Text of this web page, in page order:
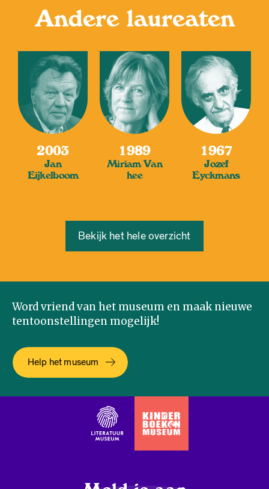
Andere laureaten
2003
Jan
Eijkelboom
1989
Miriam Van
hee
1967
Jozef
Eyckmans
Bekijk het hele overzicht
Word vriend van het museum en maak nieuwe
tentoonstellingen mogelijk!
Help het museum